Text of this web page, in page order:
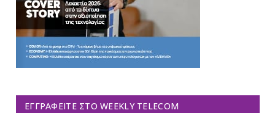
ΕΓΓΡΑΦΕΊΤΕ ΣΤΟ WEEKLY TELECOM